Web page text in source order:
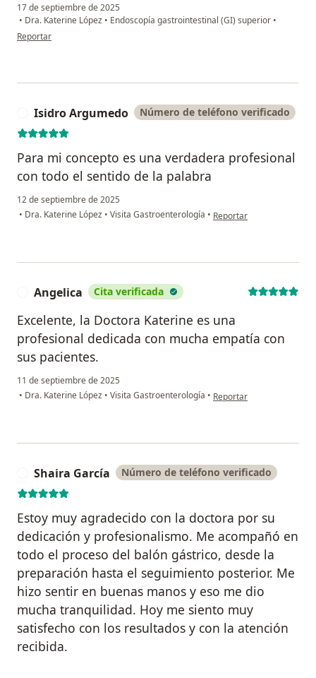
17 de septiembre de 2025
• Dra. Katerine López • Endoscopía gastrointestinal (GI) superior •
en opinión del usuario Mariangel Blanco
Reportar
Isidro Argumedo Número de teléfono verificado
Para mi concepto es una verdadera profesional
con todo el sentido de la palabra
12 de septiembre de 2025
• Dra. Katerine López • Visita Gastroenterología • en opinión del usuario
Reportar
Angelica Cita verificada
Excelente, la Doctora Katerine es una
profesional dedicada con mucha empatía con
sus pacientes.
11 de septiembre de 2025
• Dra. Katerine López • Visita Gastroenterología • en opinión del usuario
Reportar
Shaira García Número de teléfono verificado
Estoy muy agradecido con la doctora por su
dedicación y profesionalismo. Me acompañó en
todo el proceso del balón gástrico, desde la
preparación hasta el seguimiento posterior. Me
hizo sentir en buenas manos y eso me dio
mucha tranquilidad. Hoy me siento muy
satisfecho con los resultados y con la atención
recibida.